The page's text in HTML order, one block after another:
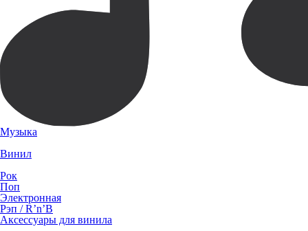
Музыка
Винил
Рок
Поп
Электронная
Рэп / R’n’B
Аксессуары для винила